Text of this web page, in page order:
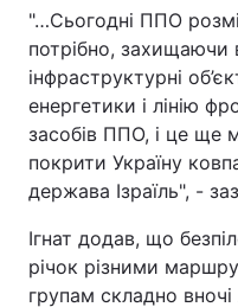
"…Сьогодні ППО
потрібно, захищаючи
інфраструктурні
енергетики і лінію
засобів ППО, і це ще
покрити Україну
держава Ізраїль", -
Ігнат додав, що
річок різними
групам складно вночі